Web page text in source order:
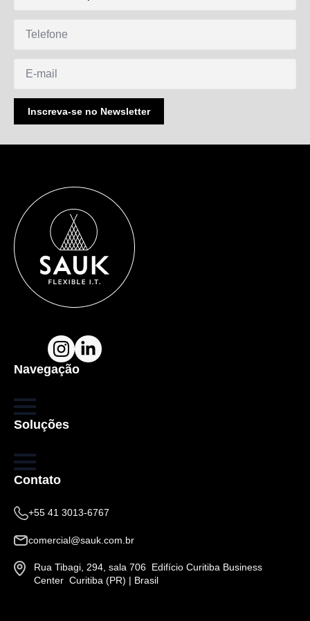
mail
Inscreva-se no Newsletter
Navegação
Soluções
Contato
+55 41 3013-6767
comercial@sauk.com.br
Rua Tibagi, 294, sala 706 Edifício Curitiba Business
Center Curitiba (PR) | Brasil